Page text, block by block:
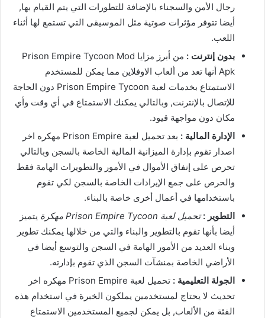
رجال الأمن والسجناء بالإضافة للتطورات التي يتم القيام بها,
أيضا تتوفر مؤثرات صوتية مثل الموسيقى التي تستمع لها أثناء
اللعب.
بدون إنترنت :
من أبرز مزايا Prison Empire Tycoon Mod
Apk أنها تعد من ألعاب الاوفلاين مما يمكن للمستخدم
الاستمتاع بخدمات لعبة Prison Empire Tycoon دون الحاجة
للإتصال بالإنترنت, وبالتالي يمكنك الاستمتاع في أي وقت وأي
مكان دون مواجهة قيود.
الإدارة المالية :
بعد تحميل لعبة Prison Empire مهكره اخر
اصدار تقوم بإدارة الميزانية المالية الخاصة بالسجن وبالتالي
تحرص على إنفاق الأموال في الأمور والتطويرات الهامة فقط
والحرص على جمع الإيرادات الخاصة بالسجن لكي تقوم
باستخدامها في أعمال أخرى خاصة بالبناء.
التطوير : تحميل لعبة Prison Empire Tycoon مهكرة
يتميز
أيضا بأنها تقوم بالتطوير والبناء والتي من خلالها يمكنك تطوير
وبناء العديد من الأمور الهامة في السجن والتوسع أيضا في
الأراضي الخاصة بمنشآت السجن الذي تقوم بإدارته.
الجولة التعليمية :
تحميل لعبة Prison Empire مهكره اخر
تحديث لا يحتاج لمستخدمين يملكون الخبرة في استخدام هذه
الفئة من الألعاب, بل يمكن لجميع المستخدمين الاستمتاع